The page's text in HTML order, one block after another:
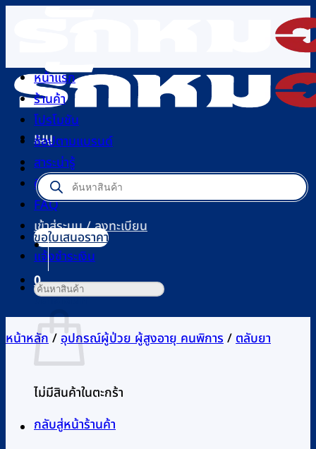
เนื้อหา
เมนู
Products
search
เข้าสู่ระบบ / ลงทะเบียน
0
ตะกร้าสินค้า
ไม่มีสินค้าในตะกร้า
กลับสู่หน้าร้านค้า
หน้าแรก
ร้านค้า
โปรโมชัน
ช้อปตามแบรนด์
สาระน่ารู้
ติดต่อเรา
FAQ
ขอใบเสนอราคา
แจ้งชำระเงิน
ค้นหา:
หน้าหลัก/อุปกรณ์ผู้ป่วย ผู้สูงอายุ คนพิการ/ตลับยา